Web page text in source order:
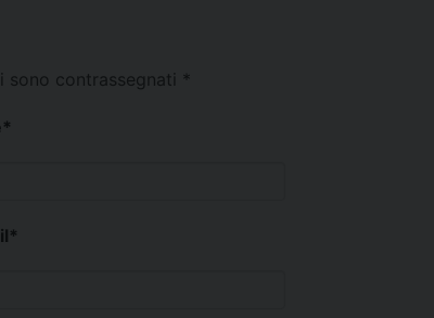
sono contrassegnati *
*
*